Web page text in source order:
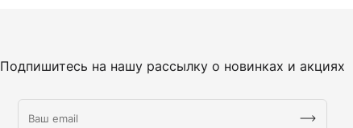
Подпишитесь на нашу рассылку о новинках и акциях